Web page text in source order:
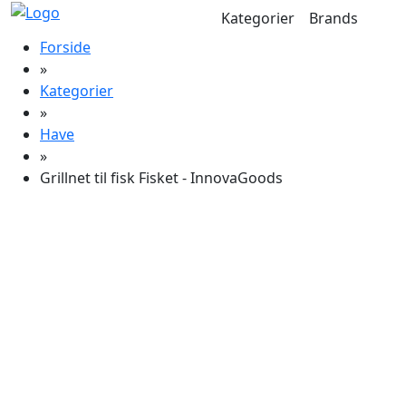
Kategorier
Brands
Forside
»
Kategorier
»
Have
»
Grillnet til fisk Fisket - InnovaGoods